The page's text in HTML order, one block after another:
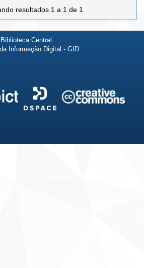
resultados 1 a 1 de 1
Central
Informação Digital - GID